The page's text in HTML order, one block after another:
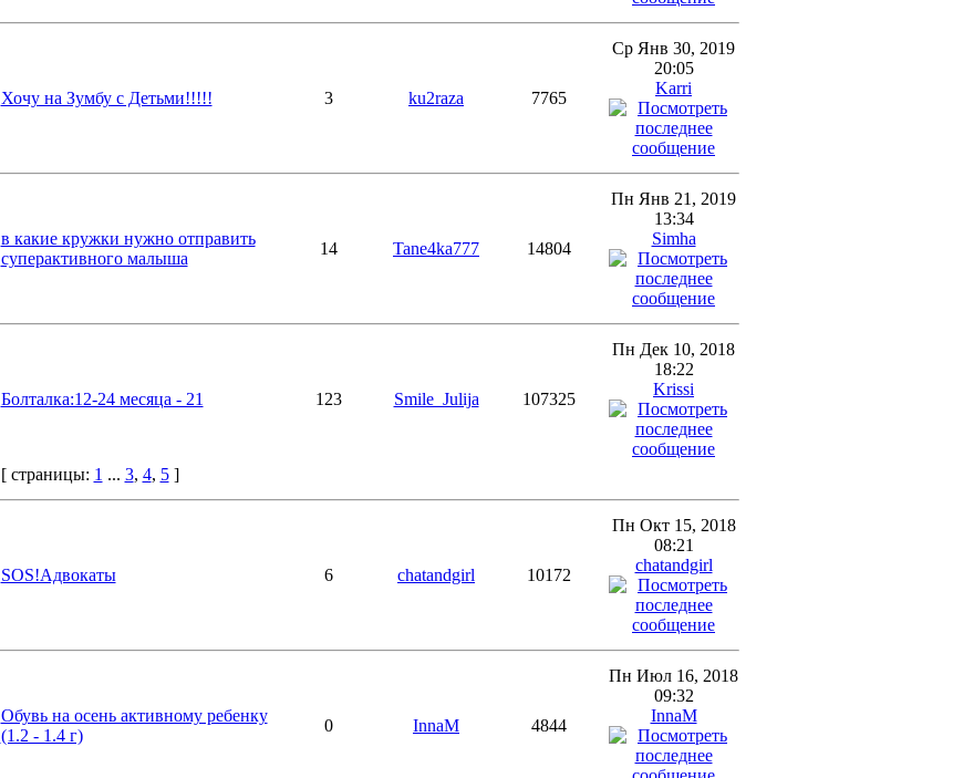
Хочу на Зумбу с Детьми!!!!! 3 ku2raza 7765
Ср Янв 30, 2019
20:05
Karri
в какие кружки нужно отправить
суперактивного малыша
14 Tane4ka777 14804
Пн Янв 21, 2019
13:34
Simha
Болталка:12-24 месяца - 21 123 Smile_Julija 107325
Пн Дек 10, 2018
18:22
Krissi
[ страницы: 1 ... 3, 4, 5]
SOS!Адвокаты 6 chatandgirl 10172
Пн Окт 15, 2018
08:21
chatandgirl
Обувь на осень активному ребенку
(1.2 - 1.4 г)
0 InnaM 4844
Пн Июл 16, 2018
09:32
InnaM